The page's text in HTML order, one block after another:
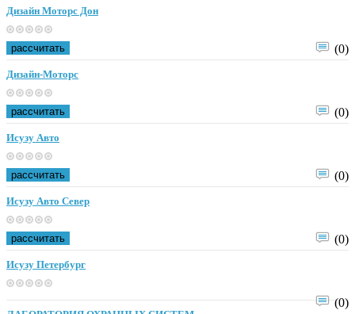
Дизайн Моторс Дон
(0)
рассчитать
Дизайн-Моторс
(0)
рассчитать
Исузу Авто
(0)
рассчитать
Исузу Авто Север
(0)
рассчитать
Исузу Петербург
(0)